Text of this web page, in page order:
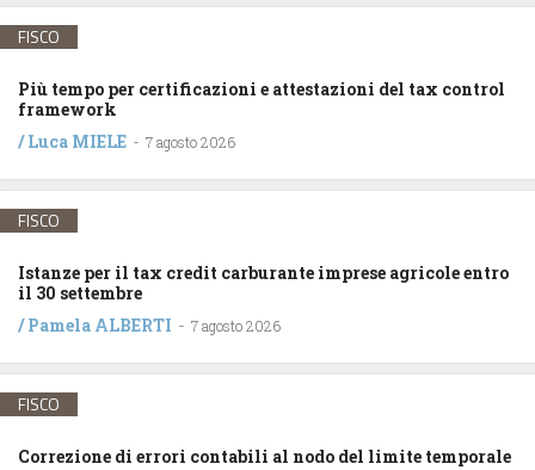
FISCO
Più tempo per certificazioni e attestazioni del tax control
framework
/Luca MIELE - 7 agosto 2026
FISCO
Istanze per il tax credit carburante imprese agricole entro
il 30 settembre
/Pamela ALBERTI - 7 agosto 2026
FISCO
Correzione di errori contabili al nodo del limite temporale